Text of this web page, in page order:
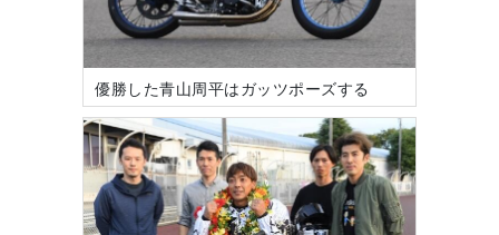
優勝した青山周平はガッツポーズする